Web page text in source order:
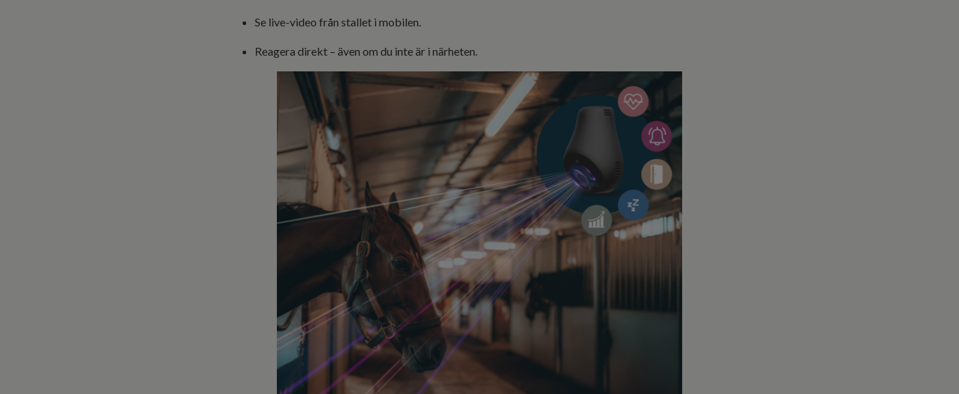
Se live-video från stallet i mobilen.
Reagera direkt – även om du inte är i närheten.